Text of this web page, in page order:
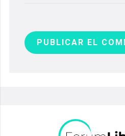
PUBLICAR EL